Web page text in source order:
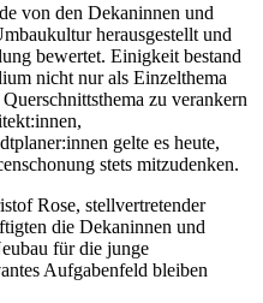
von den Dekaninnen und
herausgestellt und
bewertet. Einigkeit bestand
nicht nur als Einzelthema
zu verankern
gelte es heute,
stets mitzudenken.
Rose, stellvertretender
die Dekaninnen und
für die junge
Aufgabenfeld bleiben